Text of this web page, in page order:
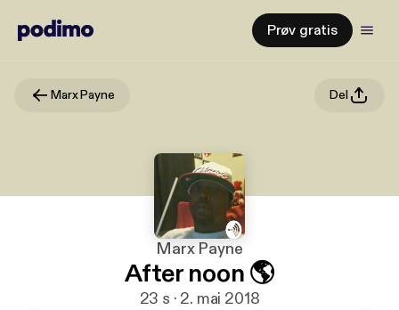
Prøv gratis
Marx Payne Del
Marx Payne
After noon 🌎
23 s · 2. mai 2018